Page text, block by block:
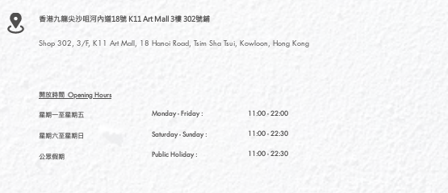
11:00 - 22:00
11:00 - 22:30
11:00 - 22:30
香港九龍尖沙咀河內道18號 K11 Art Mall 3樓 302號鋪
Shop 302, 3/F, K11 Art Mall, 18 Hanoi Road, Tsim Sha Tsui, Kowloon, Hong Kong
開放時間 Opening Hours
星期一至星期五
星期六至星期日
公眾假期
Monday - Friday :
Saturday- Sunday :
Public Holiday :